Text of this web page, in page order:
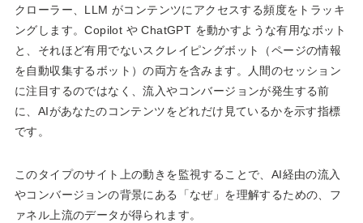
クローラー、LLM がコンテンツにアクセスする頻度をトラッキ
ングします。Copilot や ChatGPT を動かすような有用なボット
と、それほど有用でないスクレイピングボット（ページの情報
を自動収集するボット）の両方を含みます。人間のセッション
に注目するのではなく、流入やコンバージョンが発生する前
に、AIがあなたのコンテンツをどれだけ見ているかを示す指標
です。
このタイプのサイト上の動きを監視することで、AI経由の流入
やコンバージョンの背景にある「なぜ」を理解するための、フ
ァネル上流のデータが得られます。